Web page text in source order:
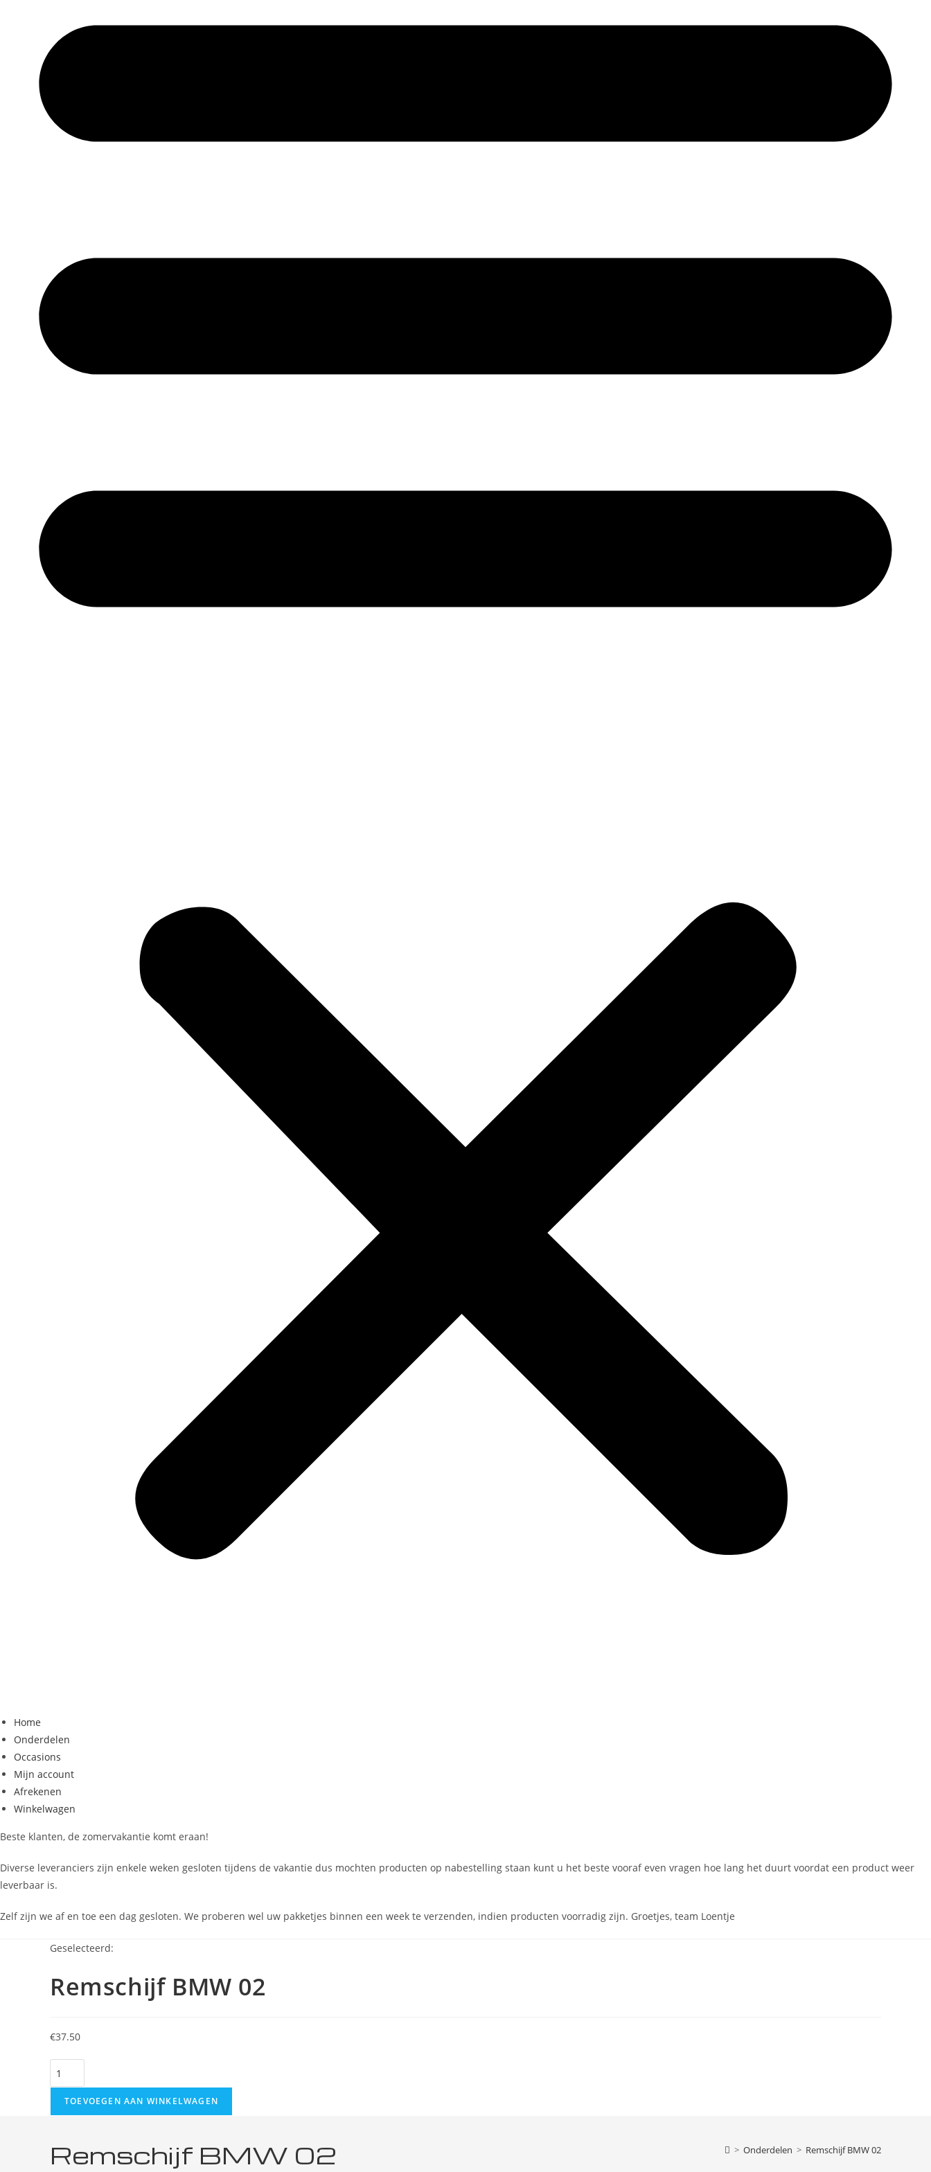
Home
Onderdelen
Occasions
Mijn account
Afrekenen
Winkelwagen
Beste klanten, de zomervakantie komt eraan!
Diverse leveranciers zijn enkele weken gesloten tijdens de vakantie dus mochten producten op nabestelling staan kunt u het beste vooraf even vragen hoe lang het duurt voordat een product weer
leverbaar is.
Zelf zijn we af en toe een dag gesloten. We proberen wel uw pakketjes binnen een week te verzenden, indien producten voorradig zijn. Groetjes, team Loentje
Geselecteerd:
Remschijf BMW 02
€37.50
Remschijf
BMW
aantal
TOEVOEGEN AAN WINKELWAGEN
Remschijf BMW 02 > Onderdelen > Remschijf BMW 02